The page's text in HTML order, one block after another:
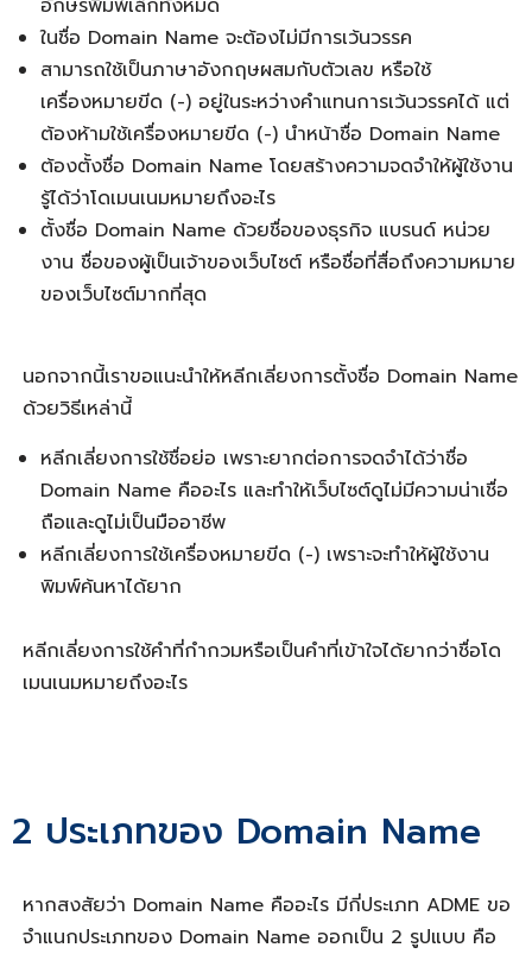
อักษรพิมพ์เล็กทั้งหมด
ในชื่อ Domain Name จะต้องไม่มีการเว้นวรรค
สามารถใช้เป็นภาษาอังกฤษผสมกับตัวเลข หรือใช้
เครื่องหมายขีด (-) อยู่ในระหว่างคำแทนการเว้นวรรคได้ แต่
ต้องห้ามใช้เครื่องหมายขีด (-) นำหน้าชื่อ Domain Name
ต้องตั้งชื่อ Domain Nameโดยสร้างความจดจำให้ผู้ใช้งาน
รู้ได้ว่าโดเมนเนมหมายถึงอะไร
ตั้งชื่อ Domain Nameด้วยชื่อของธุรกิจ แบรนด์ หน่วย
งาน ชื่อของผู้เป็นเจ้าของเว็บไซต์ หรือชื่อที่สื่อถึงความหมาย
ของเว็บไซต์มากที่สุด
นอกจากนี้เราขอแนะนำให้หลีกเลี่ยงการตั้งชื่อ Domain Name
ด้วยวิธีเหล่านี้
หลีกเลี่ยงการใช้ชื่อย่อ เพราะยากต่อการจดจำได้ว่าชื่อ
Domain Name คืออะไรและทำให้เว็บไซต์ดูไม่มีความน่าเชื่อ
ถือและดูไม่เป็นมืออาชีพ
หลีกเลี่ยงการใช้เครื่องหมายขีด (-) เพราะจะทำให้ผู้ใช้งาน
พิมพ์ค้นหาได้ยาก
หลีกเลี่ยงการใช้คำที่กำกวมหรือเป็นคำที่เข้าใจได้ยากว่าชื่อโด
เมนเนมหมายถึงอะไร
2 ประเภทของ Domain Name
หากสงสัยว่า Domain Name คืออะไรมีกี่ประเภท ADME ขอ
จำแนกประเภทของ Domain Name ออกเป็น 2 รูปแบบ คือ